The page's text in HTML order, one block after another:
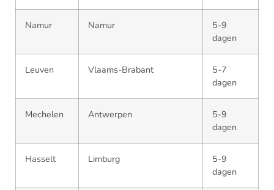
Namur Namur
5-9
dagen
Leuven Vlaams-Brabant
5-7
dagen
Mechelen Antwerpen
5-9
dagen
Hasselt Limburg
5-9
dagen